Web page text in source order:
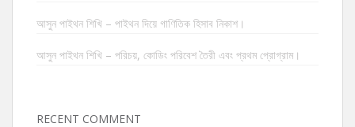
আসুন পাইথন শিখি – পাইথন দিয়ে গাণিতিক হিসাব নিকাশ।
আসুন পাইথন শিখি – পরিচয়, কোডিং পরিবেশ তৈরী এবং প্রথম প্রোগ্রাম।
RECENT COMMENT